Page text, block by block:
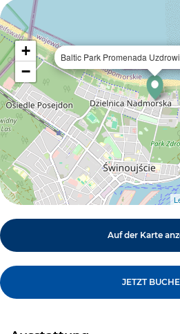
Baltic Park Promenada
+
−
Auf der Karte
JETZT